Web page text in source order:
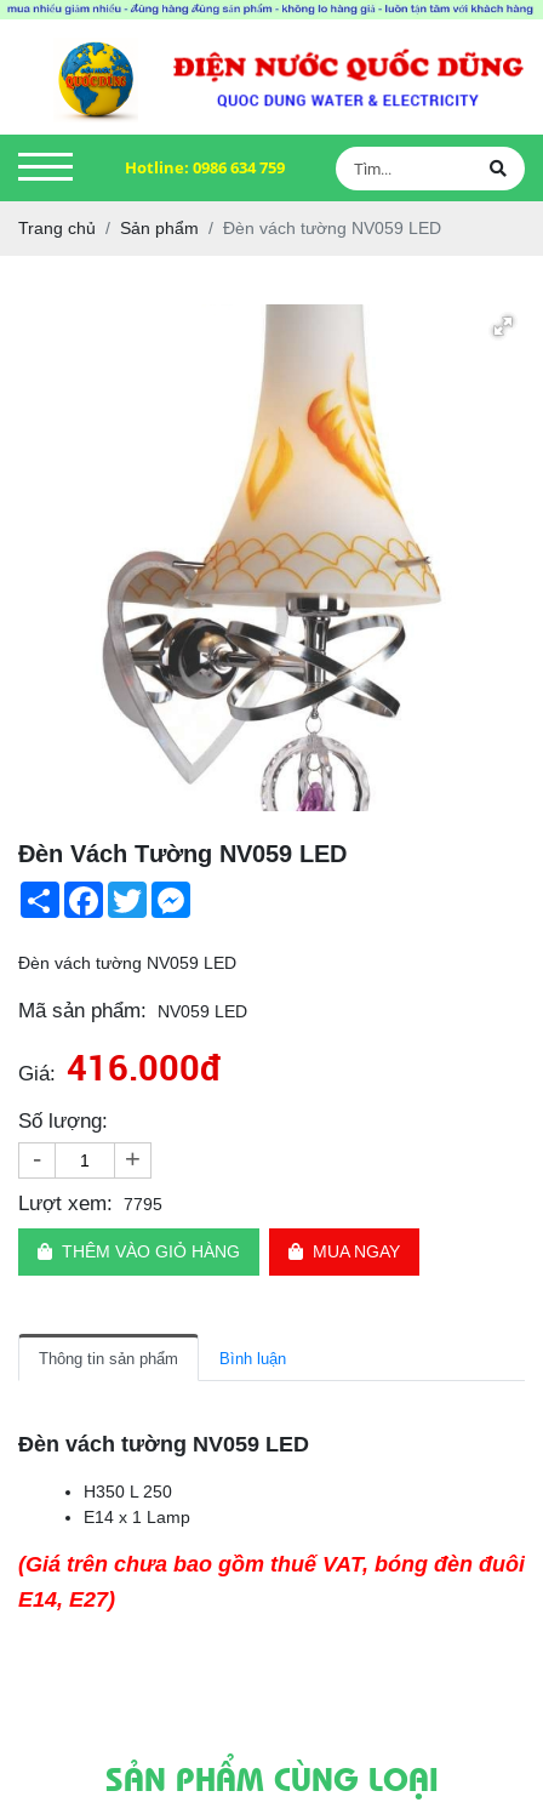
Hotline: 0986 634 759
Trang chủ Sản phẩm Đèn vách tường NV059 LED
Đèn Vách Tường NV059 LED
Share Facebook
Twitter
Đèn vách tường NV059 LED
Mã sản phẩm: NV059 LED
Giá: 416.000đ
Số lượng:
- +
Lượt xem: 7795
THÊM VÀO GIỎ HÀNG MUA NGAY
Thông tin sản phẩm Bình luận
Đèn vách tường NV059 LED
H350 L 250
E14 x 1 Lamp
(Giá trên chưa bao gồm thuế VAT, bóng đèn đuôi
E14, E27)
SẢN PHẨM CÙNG LOẠI